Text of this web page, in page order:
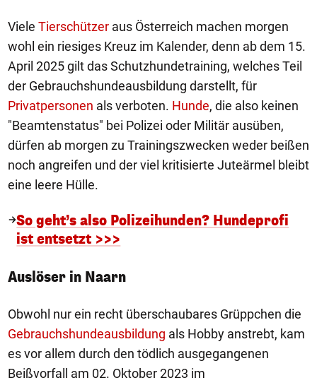
Viele Tierschützer aus Österreich machen morgen
wohl ein riesiges Kreuz im Kalender, denn ab dem 15.
April 2025 gilt das Schutzhundetraining, welches Teil
der Gebrauchshundeausbildung darstellt, für
Privatpersonen als verboten. Hunde, die also keinen
"Beamtenstatus" bei Polizei oder Militär ausüben,
dürfen ab morgen zu Trainingszwecken weder beißen
noch angreifen und der viel kritisierte Juteärmel bleibt
eine leere Hülle.
So geht’s also Polizeihunden? Hundeprofi
ist entsetzt >>>
Auslöser in Naarn
Obwohl nur ein recht überschaubares Grüppchen die
Gebrauchshundeausbildung als Hobby anstrebt, kam
es vor allem durch den tödlich ausgegangenen
Beißvorfall am 02. Oktober 2023 im